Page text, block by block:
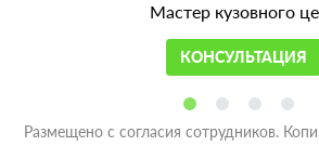
Мастер кузовного
КОНСУЛЬТАЦИЯ
Размещено с согласия сотрудников.